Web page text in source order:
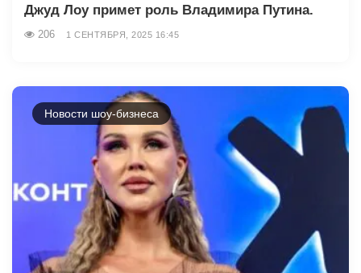
Джуд Лоу примет роль Владимира Путина.
206 1 СЕНТЯБРЯ, 2025 16:45
Новости шоу-бизнеса